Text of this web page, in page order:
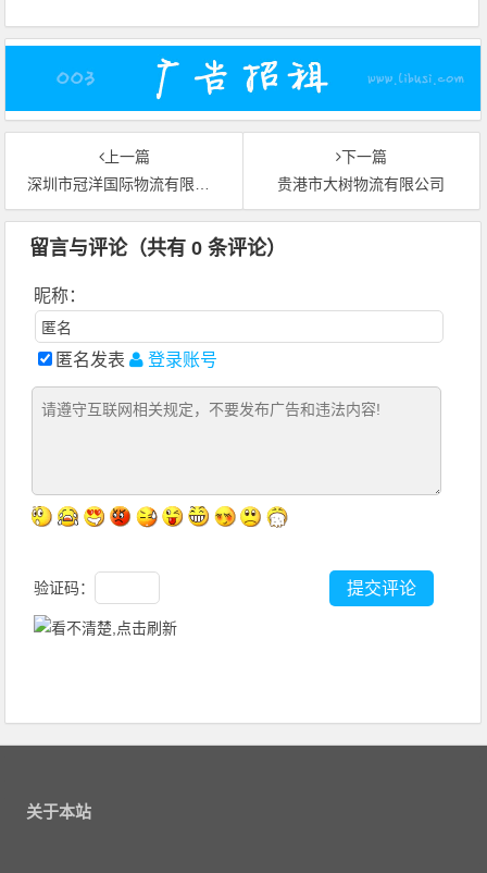
上一篇
深圳市冠洋国际物流有限公司
下一篇
贵港市大树物流有限公司
留言与评论（共有0 条评论）
昵称：
匿名发表 登录账号
验证码：
关于本站